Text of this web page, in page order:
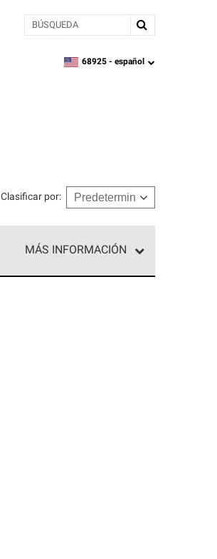
BÚSQUEDA
zipcode,language
68925 - español
Clasificar por:
MÁS INFORMACIÓN